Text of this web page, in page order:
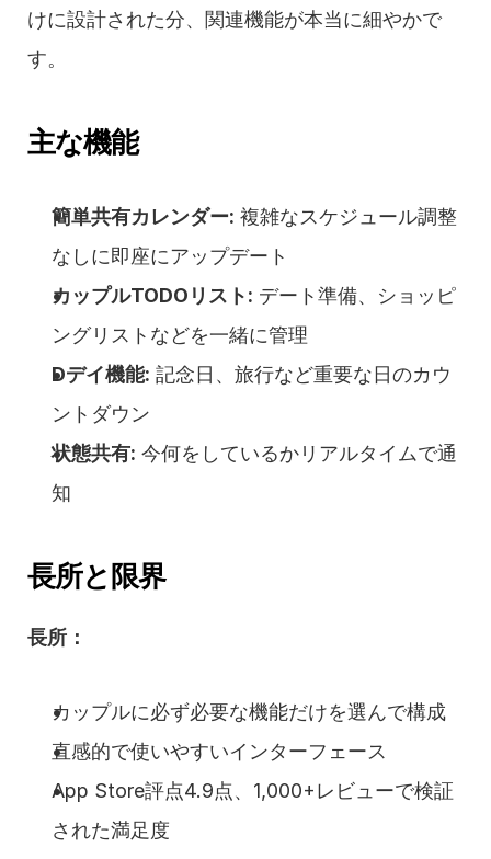
けに設計された分、関連機能が本当に細やかで
す。
主な機能
簡単共有カレンダー: 複雑なスケジュール調整
なしに即座にアップデート
カップルTODOリスト: デート準備、ショッピ
ングリストなどを一緒に管理
Dデイ機能: 記念日、旅行など重要な日のカウ
ントダウン
状態共有: 今何をしているかリアルタイムで通
知
長所と限界
長所：
カップルに必ず必要な機能だけを選んで構成
直感的で使いやすいインターフェース
App Store評点4.9点、1,000+レビューで検証
された満足度